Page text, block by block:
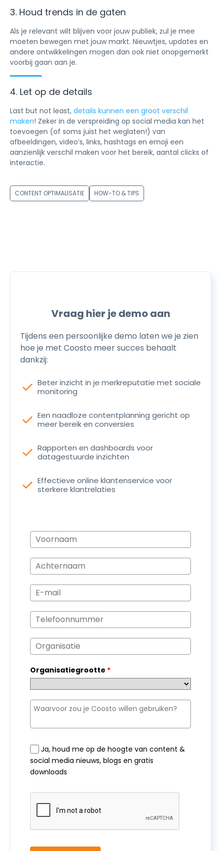
3. Houd trends in de gaten
Als je relevant wilt blijven voor jouw publiek, zul je mee
moeten bewegen met jouw markt. Nieuwtjes, updates en
andere ontwikkelingen mogen dan ook niet onopgemerkt
voorbij gaan aan je.
4. Let op de details
Last but not least, details kunnen een groot verschil
maken! Zeker in de verspreiding op social media kan het
toevoegen (of soms juist het weglaten!) van
afbeeldingen, video’s, links, hashtags en emoji een
aanzienlijk verschil maken voor het bereik, aantal clicks of
interactie.
CONTENT OPTIMALISATIE HOW-TO & TIPS
Vraag hier je demo aan
Tijdens een persoonlijke demo laten we je zien
hoe je met Coosto meer succes behaalt
dankzij:
check Beter inzicht in je merkreputatie met sociale
monitoring
Een naadloze contentplanning gericht op
meer bereik en conversies
check
Rapporten en dashboards voor
datagestuurde inzichten
check
Effectieve online klantenservice voor
sterkere klantrelaties
check
Organisatiegrootte *
Ja, houd me op de hoogte van content &
social media nieuws, blogs en gratis
downloads